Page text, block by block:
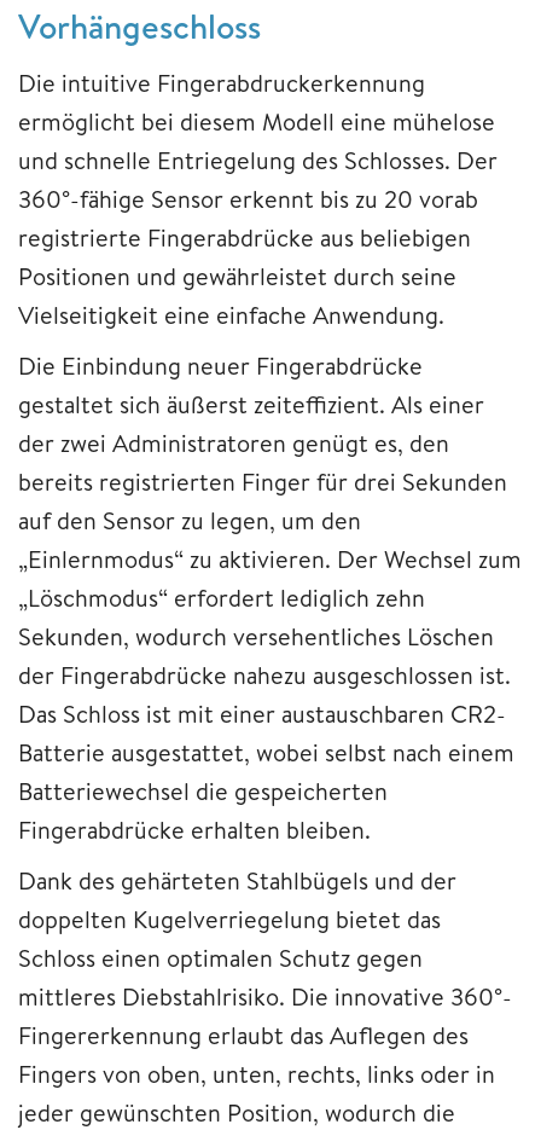
Vorhängeschloss
Die intuitive Fingerabdruckerkennung
ermöglicht bei diesem Modell eine mühelose
und schnelle Entriegelung des Schlosses. Der
360°-fähige Sensor erkennt bis zu 20 vorab
registrierte Fingerabdrücke aus beliebigen
Positionen und gewährleistet durch seine
Vielseitigkeit eine einfache Anwendung.
Die Einbindung neuer Fingerabdrücke
gestaltet sich äußerst zeiteffizient. Als einer
der zwei Administratoren genügt es, den
bereits registrierten Finger für drei Sekunden
auf den Sensor zu legen, um den
„Einlernmodus“ zu aktivieren. Der Wechsel zum
„Löschmodus“ erfordert lediglich zehn
Sekunden, wodurch versehentliches Löschen
der Fingerabdrücke nahezu ausgeschlossen ist.
Das Schloss ist mit einer austauschbaren CR2-
Batterie ausgestattet, wobei selbst nach einem
Batteriewechsel die gespeicherten
Fingerabdrücke erhalten bleiben.
Dank des gehärteten Stahlbügels und der
doppelten Kugelverriegelung bietet das
Schloss einen optimalen Schutz gegen
mittleres Diebstahlrisiko. Die innovative 360°-
Fingererkennung erlaubt das Auflegen des
Fingers von oben, unten, rechts, links oder in
jeder gewünschten Position, wodurch die